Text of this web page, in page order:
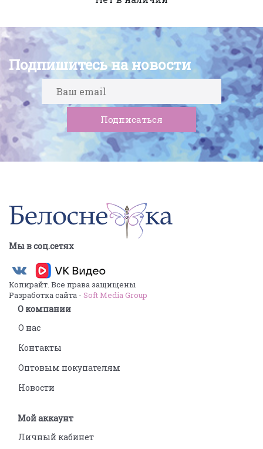
Подпишитесь на новости
Мы в соц.сетях
Копирайт. Все права защищены
Разработка сайта - Soft Media Group
О компании
О нас
Контакты
Оптовым покупателям
Новости
Мой аккаунт
Личный кабинет